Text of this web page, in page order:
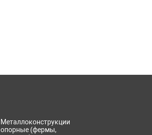
Металлоконструкции
опорные (фермы,